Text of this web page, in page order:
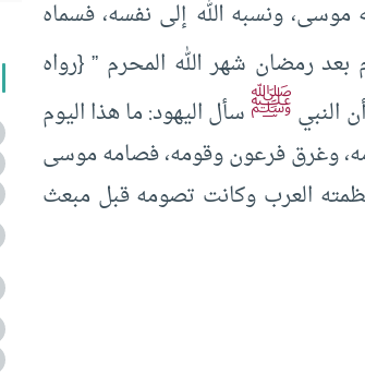
ونسبه الله إلى نفسه، فسماه
رمضان شهر الله المحرم ” {رواه
النبيﷺسأل اليهود: ما هذا اليوم
وغرق فرعون وقومه، فصامه موسى
العرب وكانت تصومه قبل مبعث